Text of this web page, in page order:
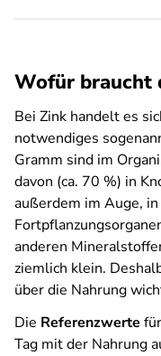
Wofür braucht
Bei Zink handelt es
notwendiges
Gramm sind im
davon (ca. 70 %) in
außerdem im Auge,
anderen
ziemlich klein.
über die Nahrung
Die Referenzwerte
Tag mit der Nahrung